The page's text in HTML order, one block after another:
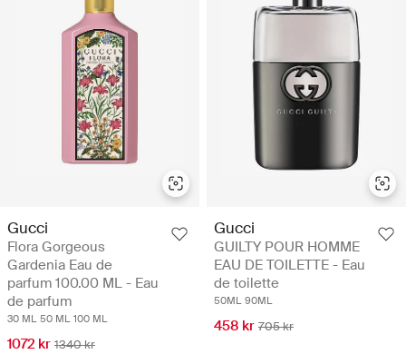
Gucci
Flora Gorgeous
Gardenia Eau de
parfum 100.00 ML - Eau
de parfum
30 ML 50 ML 100 ML
1072 kr 1340 kr
Gucci
GUILTY POUR HOMME
EAU DE TOILETTE - Eau
de toilette
50ML 90ML
458 kr 705 kr